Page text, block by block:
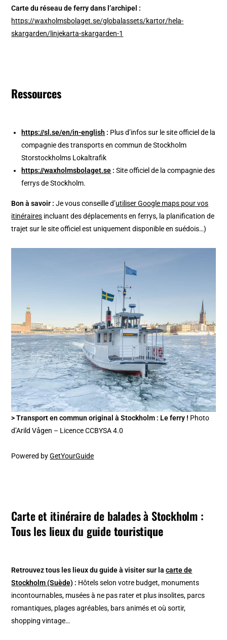
Carte du réseau de ferry dans l’archipel :
https://waxholmsbolaget.se/globalassets/kartor/hela-
skargarden/linjekarta-skargarden-1
Ressources
https://sl.se/en/in-english : Plus d’infos sur le site officiel de la
compagnie des transports en commun de Stockholm
Storstockholms Lokaltrafik
https://waxholmsbolaget.se : Site officiel de la compagnie des
ferrys de Stockholm.
Bon à savoir : Je vous conseille d’utiliser Google maps pour vos
itinéraires incluant des déplacements en ferrys, la planification de
trajet sur le site officiel est uniquement disponible en suédois…)
> Transport en commun original à Stockholm : Le ferry ! Photo
d’Arild Vågen – Licence CCBYSA 4.0
Powered byGetYourGuide
Carte et itinéraire de balades à Stockholm :
Tous les lieux du guidetouristique
Retrouvez tous les lieux du guide à visiter sur lacarte de
Stockholm (Suède) : Hôtels selon votre budget, monuments
incontournables, musées à ne pas rater et plus insolites, parcs
romantiques, plages agréables, bars animés et où sortir,
shopping vintage…